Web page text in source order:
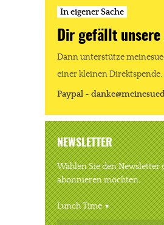
In eigener Sache
Dir gefällt
Dann unterstütze
einer kleinen Direktspende.
Paypal -
NEWSLETTER
Wählen Sie den Newsletter
abonnieren möchten.
Lunch Time